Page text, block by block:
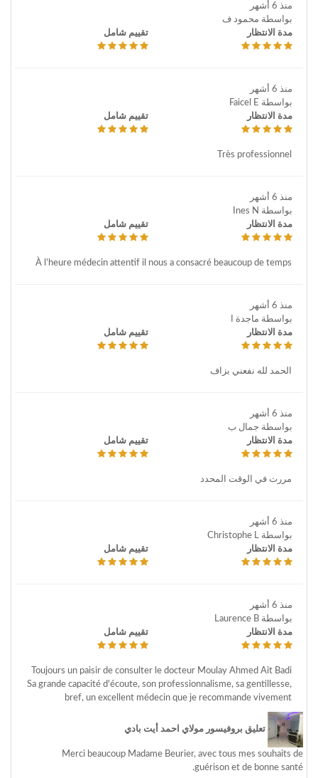
منذ 6 أشهر
بواسطة محمود ف
مدة الانتظار
تقييم شامل
منذ 6 أشهر
بواسطة Faicel E
مدة الانتظار
تقييم شامل
Très professionnel
منذ 6 أشهر
بواسطة Ines N
مدة الانتظار
تقييم شامل
À l’heure médecin attentif il nous a consacré beaucoup de temps
منذ 6 أشهر
بواسطة ماجدة ا
مدة الانتظار
تقييم شامل
الحمد لله نفعني بزاف
منذ 6 أشهر
بواسطة جمال ب
مدة الانتظار
تقييم شامل
مررت في الوقت المحدد
منذ 6 أشهر
بواسطة Christophe L
مدة الانتظار
تقييم شامل
منذ 6 أشهر
بواسطة Laurence B
مدة الانتظار
تقييم شامل
Toujours un paisir de consulter le docteur Moulay Ahmed Ait Badi
Sa grande capacité d'écoute, son professionnalisme, sa gentillesse,
bref, un excellent médecin que je recommande vivement
تعليق بروفيسور مولاي احمد أيت بادي
Merci beaucoup Madame Beurier, avec tous mes souhaits de
guérison et de bonne santé.